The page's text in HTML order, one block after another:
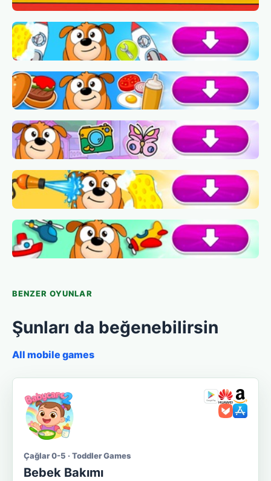
BENZER OYUNLAR
Şunları da beğenebilirsin
All mobile games
Çağlar 0-5 · Toddler Games
Bebek Bakımı